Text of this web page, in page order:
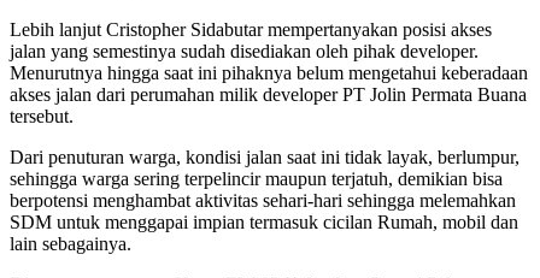
Lebih lanjut Cristopher Sidabutar mempertanyakan posisi akses
jalan yang semestinya sudah disediakan oleh pihak developer.
Menurutnya hingga saat ini pihaknya belum mengetahui keberadaan
akses jalan dari perumahan milik developer PT Jolin Permata Buana
tersebut.
Dari penuturan warga, kondisi jalan saat ini tidak layak, berlumpur,
sehingga warga sering terpelincir maupun terjatuh, demikian bisa
berpotensi menghambat aktivitas sehari-hari sehingga melemahkan
SDM untuk menggapai impian termasuk cicilan Rumah, mobil dan
lain sebagainya.